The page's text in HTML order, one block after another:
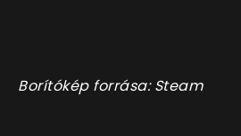
Borítókép forrása: Steam